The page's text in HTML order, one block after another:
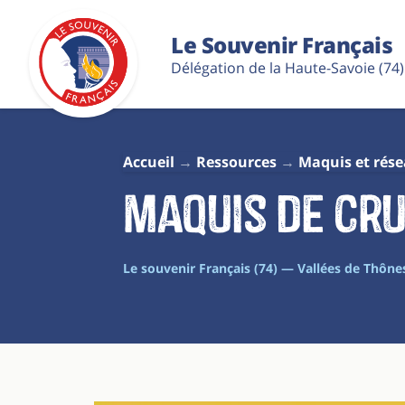
Le Souvenir Français
Délégation de la Haute-Savoie (74)
Accueil Ressources Maquis et
Maquis de
Le souvenir Français (74) — Vallées de